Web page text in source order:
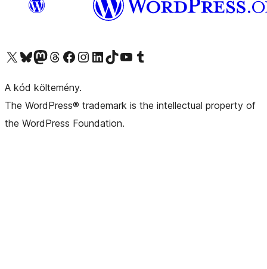
Visit our X (formerly Twitter) account
Visit our Bluesky account
Twitter csatornánk
Visit our Threads account
Facebook oldalunk megtekintése
Visit our Instagram account
Visit our LinkedIn account
Visit our TikTok account
Visit our YouTube channel
Visit our Tumblr account
A kód költemény.
The WordPress® trademark is the intellectual property of
the WordPress Foundation.